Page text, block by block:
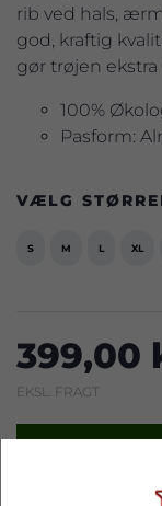
rib ved hals,
god, kraftig
gør trøjen
100%
Pasform:
VÆLG
S M L XL
399,00
EKSL. FRAGT